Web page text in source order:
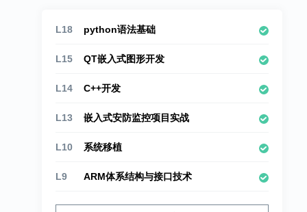
L18 python语法基础
L15 QT嵌入式图形开发
L14 C++开发
L13 嵌入式安防监控项目实战
L10 系统移植
L9 ARM体系结构与接口技术
L8 Linux应用开发综合实战